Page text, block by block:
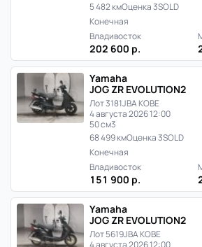
5 482 кмОценка 3SOLD
Конечная
Владивосток
202 600 р.
Yamaha
JOG ZR EVOLUTION2
Лот 3181JBA KOBE
4 августа 2026 12:00
50 см3
68 499 кмОценка 3SOLD
Конечная
Владивосток
151 900 р.
Yamaha
JOG ZR EVOLUTION2
Лот 5619JBA KOBE
4 августа 2026 12:00